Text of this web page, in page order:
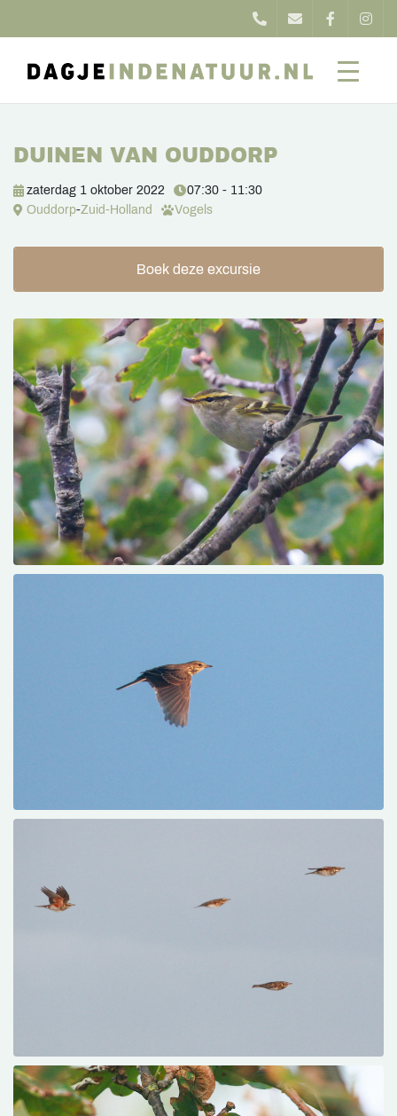
DUINEN VAN OUDDORP
zaterdag 1 oktober 2022
07:30 - 11:30
Ouddorp-Zuid-Holland Vogels
Boek deze excursie